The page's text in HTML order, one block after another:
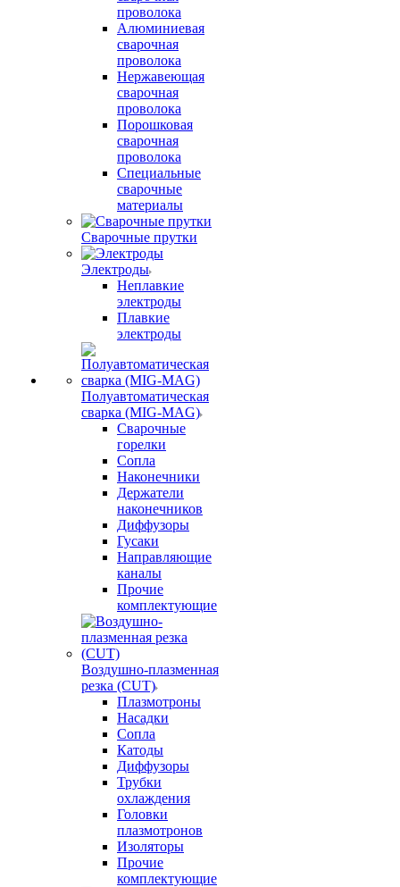
проволока
Алюминиевая
сварочная
проволока
Нержавеющая
сварочная
проволока
Порошковая
сварочная
проволока
Специальные
сварочные
материалы
Сварочные прутки
Электроды
Неплавкие
электроды
Плавкие
электроды
Полуавтоматическая
сварка (MIG-MAG)
Сварочные
горелки
Сопла
Наконечники
Держатели
наконечников
Диффузоры
Гусаки
Направляющие
каналы
Прочие
комплектующие
Воздушно-плазменная
резка (CUT)
Плазмотроны
Насадки
Сопла
Катоды
Диффузоры
Трубки
охлаждения
Головки
плазмотронов
Изоляторы
Прочие
комплектующие